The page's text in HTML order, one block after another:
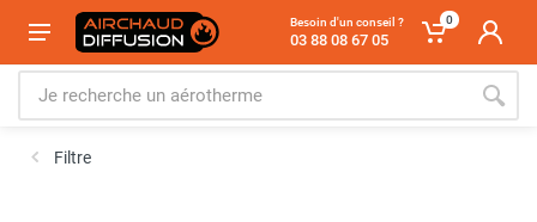
Besoin d'un conseil ?
03 88 08 67 05
0
Filtre